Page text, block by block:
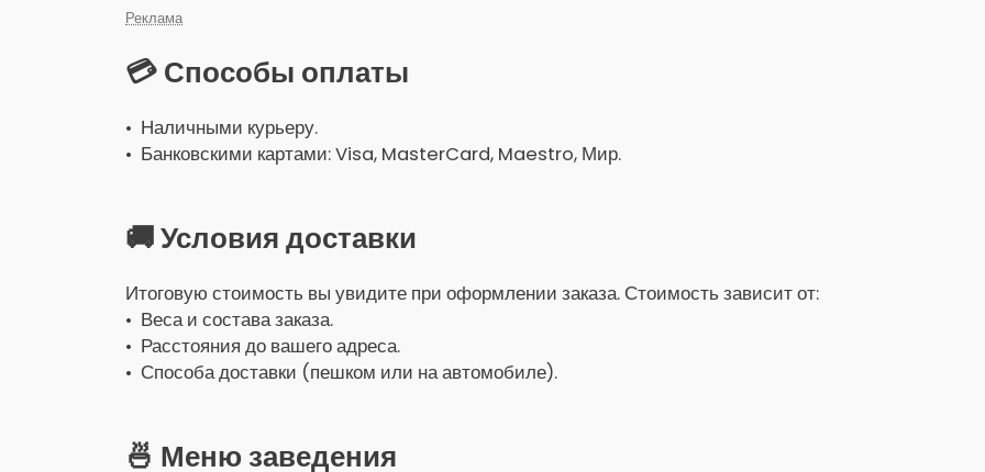
Реклама
💳 Способы оплаты
• Наличными курьеру.
• Банковскими картами: Visa, MasterCard, Maestro, Мир.
🚚 Условия доставки
Итоговую стоимость вы увидите при оформлении заказа. Стоимость зависит от:
• Веса и состава заказа.
• Расстояния до вашего адреса.
• Способа доставки (пешком или на автомобиле).
🍜 Меню заведения